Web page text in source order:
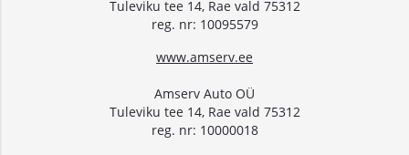
Tuleviku tee 14, Rae vald 75312
reg. nr: 10095579
www.amserv.ee
Amserv Auto OÜ
Tuleviku tee 14, Rae vald 75312
reg. nr: 10000018